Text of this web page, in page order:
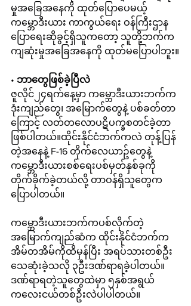
မှုအခြေအနေကို ထုတ်ပြောပေမယ့်
ကမ္ဘောဒီးယား ကာကွယ်ရေး ဝန်ကြီးဌာန
ပြောရေးဆိုခွင့်ရှိသူကတော့ သူတို့ဘက်က
ကျဆုံးမှုအခြေအနေကို ထုတ်မပြောပါဘူး။
• ဘာတွေဖြစ်ခဲ့ပြီလဲ
ဇူလိုင်၂၄ရက်နေ့မှာ ကမ္ဘောဒီးယားဘက်က
ဒုံးကျည်တွေ၊ အမြောက်တွေနဲ့ ပစ်ခတ်တာ
ကြောင့် လတ်တလောပဋိပက္ခစတင်ခဲ့တာ
ဖြစ်ပါတယ်။ထိုင်းနိုင်ငံဘက်ကလဲ တုန့်ပြန်
တဲ့အနေနဲ့ F-16 တိုက်လေယာဥ်တွေနဲ့
ကမ္ဘောဒီးယားစစ်ရေးပစ်မှတ်နှစ်ခုကို
တိုက်ခိုက်ခဲ့တယ်လို့ တာဝန်ရှိသူတွေက
ပြောပါတယ်။
ကမ္ဘောဒီးယားဘက်ကပစ်လိုက်တဲ့
အမြောက်ကျည်ဆံက ထိုင်းနိုင်ငံဘက်က
အိမ်တအိမ်ကိုထိမှန်ပြီး အရပ်သားတစ်ဦး
သေဆုံးခဲ့သလို ၃ဦးဒဏ်ရာရခဲ့ပါတယ်။
ဒဏ်ရာရတဲ့သူတွေထဲမှာ ၅နှစ်အရွယ်
ကလေးငယ်တစ်ဦးလဲပါပါတယ်။